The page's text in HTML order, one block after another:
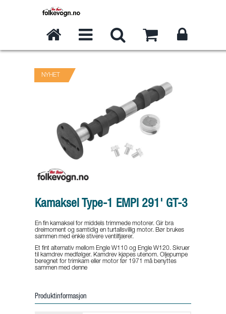
NYHET
Kamaksel Type-1 EMPI 291' GT-3
En fin kamaksel for middels trimmede motorer. Gir bra
dreimoment og samtidig en turtallsvillig motor. Bør brukes
sammen med enkle stivere ventilfjærer.
Et fint alternativ mellom Engle W110 og Engle W120. Skruer
til kamdrev medfølger. Kamdrev kjøpes utenom. Oljepumpe
beregnet for trimkam eller motor før 1971 må benyttes
sammen med denne
Produktinformasjon